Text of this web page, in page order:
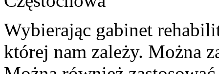
Wybierając gabinet
której nam zależy. Można